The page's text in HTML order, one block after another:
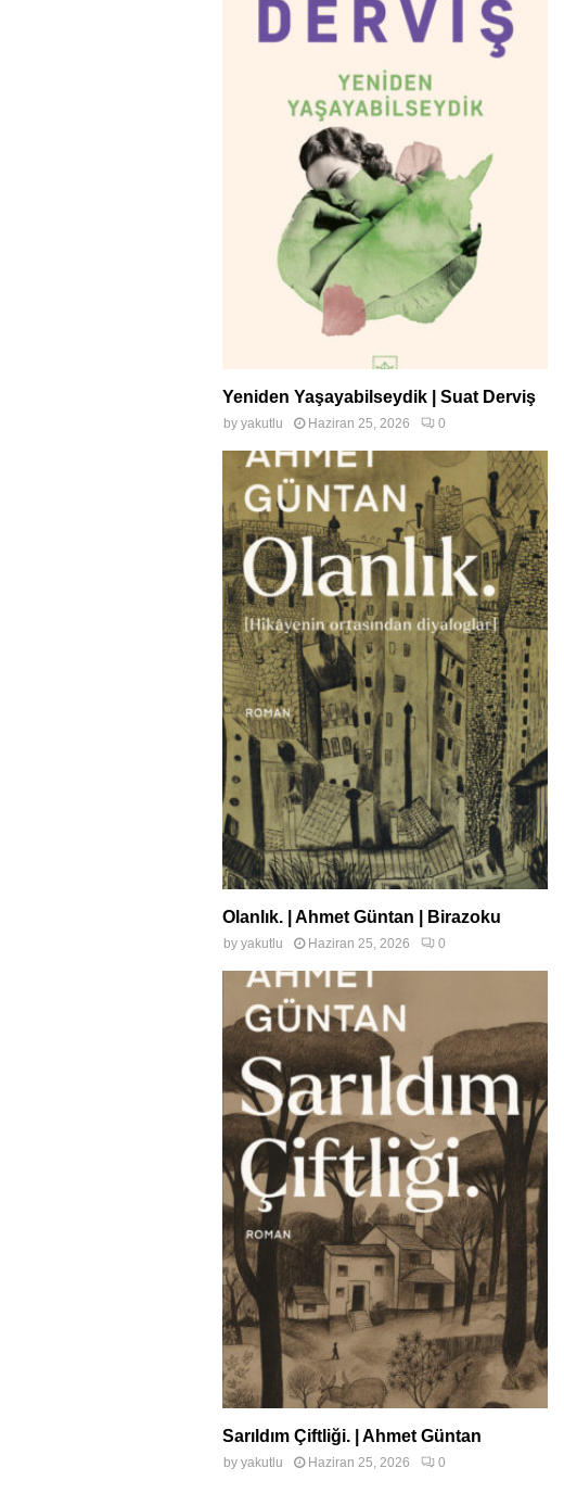
Yeniden Yaşayabilseydik | Suat Derviş
by yakutlu Haziran 25, 2026 0
Olanlık. | Ahmet Güntan | Birazoku
by yakutlu Haziran 25, 2026 0
Sarıldım Çiftliği. | Ahmet Güntan
by yakutlu Haziran 25, 2026 0